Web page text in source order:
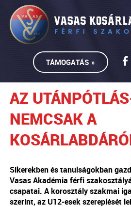
TÁMOGATÁS »
AZ
NEMCSAK A
Sikerekben és tanulságokban
Vasas Akadémia férfi
csapatai. A korosztály szakmai
szerint, az U12-esek szereplését